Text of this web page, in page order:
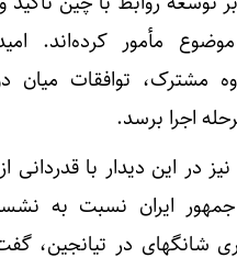
مأمور کرده‌اند.
مشترک، توافقات میان
اجرا برسد.
در این دیدار با قدردانی از
ایران نسبت به
شانگهای در تیانجین،